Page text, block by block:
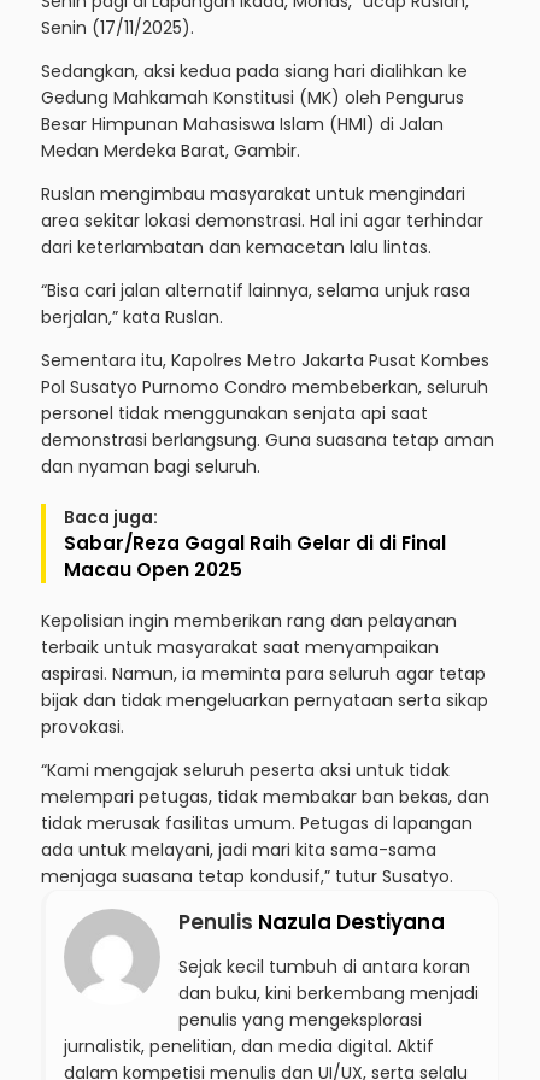
Senin (17/11/2025).
Sedangkan, aksi kedua pada siang hari dialihkan ke
Gedung Mahkamah Konstitusi (MK) oleh Pengurus
Besar Himpunan Mahasiswa Islam (HMI) di Jalan
Medan Merdeka Barat, Gambir.
Ruslan mengimbau masyarakat untuk mengindari
area sekitar lokasi demonstrasi. Hal ini agar terhindar
dari keterlambatan dan kemacetan lalu lintas.
“Bisa cari jalan alternatif lainnya, selama unjuk rasa
berjalan,” kata Ruslan.
Sementara itu, Kapolres Metro Jakarta Pusat Kombes
Pol Susatyo Purnomo Condro membeberkan, seluruh
personel tidak menggunakan senjata api saat
demonstrasi berlangsung. Guna suasana tetap aman
dan nyaman bagi seluruh.
Baca juga:
Sabar/Reza Gagal Raih Gelar di di Final
Macau Open 2025
Kepolisian ingin memberikan rang dan pelayanan
terbaik untuk masyarakat saat menyampaikan
aspirasi. Namun, ia meminta para seluruh agar tetap
bijak dan tidak mengeluarkan pernyataan serta sikap
provokasi.
“Kami mengajak seluruh peserta aksi untuk tidak
melempari petugas, tidak membakar ban bekas, dan
tidak merusak fasilitas umum. Petugas di lapangan
ada untuk melayani, jadi mari kita sama-sama
menjaga suasana tetap kondusif,” tutur Susatyo.
Penulis Nazula Destiyana
Sejak kecil tumbuh di antara koran
dan buku, kini berkembang menjadi
penulis yang mengeksplorasi
jurnalistik, penelitian, dan media digital. Aktif
dalam kompetisi menulis dan UI/UX, serta selalu